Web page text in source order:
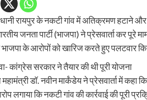
रायपुर के नकटी गांव में अतिक्रमण हटाने
जनता पार्टी (भाजपा) ने प्रेसवार्ता कर पूरे
के आरोपों को खारिज करते हुए पलटवार
कांग्रेस सरकार ने तैयार की थी पूरी योजना
डॉ. नवीन मार्कंडेय ने प्रेसवार्ता में कहा
लगाया कि नकटी गांव की कार्रवाई की पूरी